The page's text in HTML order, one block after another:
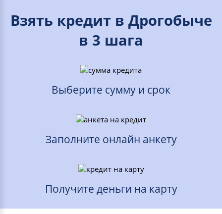
Взять кредит в Дрогобыче
в 3 шага
Выберите сумму и срок
Заполните онлайн анкету
Получите деньги на карту